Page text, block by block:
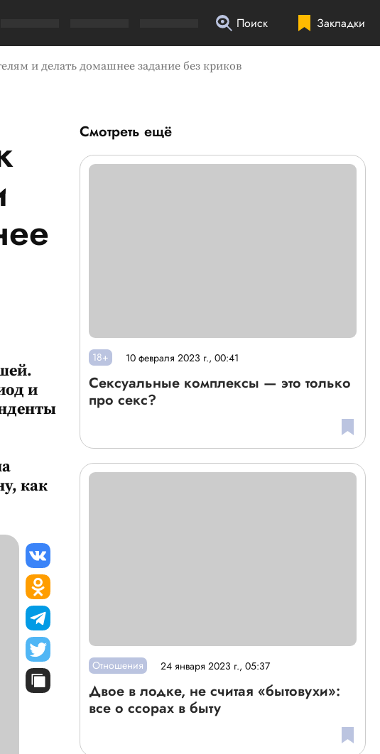
Закладки
Поиск
и делать домашнее задание без криков
и
как
Смотреть ещё
18+ 10 февраля 2023 г., 00:41
Сексуальные комплексы — это только
про секс?
Отношения 24 января 2023 г., 05:37
Двое в лодке, не считая «бытовухи»:
все о ссорах в быту